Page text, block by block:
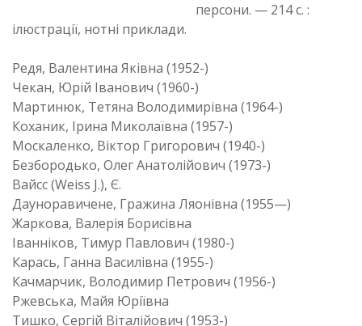
персони. — 214 с. :
ілюстрації, нотні приклади.
Редя, Валентина Яківна (1952-)
Чекан, Юрій Іванович (1960-)
Мартинюк, Тетяна Володимирівна (1964-)
Коханик, Ірина Миколаївна (1957-)
Москаленко, Віктор Григорович (1940-)
Безбородько, Олег Анатолійович (1973-)
Вайсс (Weiss J.), Є.
Дауноравичене, Гражина Ляонівна (1955—)
Жаркова, Валерія Борисівна
Іванніков, Тимур Павлович (1980-)
Карась, Ганна Василівна (1955-)
Качмарчик, Володимир Петрович (1956-)
Ржевська, Майя Юріївна
Тишко, Сергій Віталійович (1953-)